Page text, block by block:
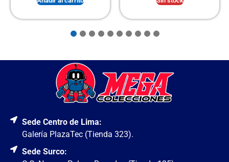
Sede Centro de Lima:
Galería PlazaTec (Tienda 323).
Sede Surco: